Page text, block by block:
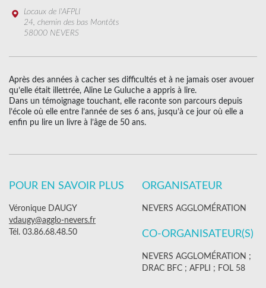
Locaux de l'AFPLI
24, chemin des bas Montôts
58000 NEVERS
Après des années à cacher ses difficultés et à ne jamais oser avouer
qu’elle était illettrée, Aline Le Guluche a appris à lire.
Dans un témoignage touchant, elle raconte son parcours depuis
l’école où elle entre l’année de ses 6 ans, jusqu’à ce jour où elle a
enfin pu lire un livre à l’âge de 50 ans.
POUR EN SAVOIR PLUS
Véronique DAUGY
vdaugy@agglo-nevers.fr
Tél. 03.86.68.48.50
ORGANISATEUR
NEVERS AGGLOMÉRATION
CO-ORGANISATEUR(S)
NEVERS AGGLOMÉRATION ;
DRAC BFC ; AFPLI ; FOL 58